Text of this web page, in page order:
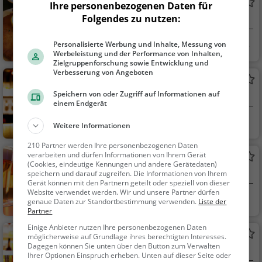
Altes Gasthaus Leve
Deutsches Restaurant in Münster
Münster
Restaurant, Deuts
ch, Mittagessen, Abe
ndessen, Europäisch
Metro
Bar in Münster
Münster
Gassi
Bar in Münster
Münster
Bar, Bier, Wein, Sn
Der Bunte Vogel
Kneipe in Münster
Ihre personenbezogenen Daten für
Folgendes zu nutzen:
Personalisierte Werbung und Inhalte, Messung von
Werbeleistung und der Performance von Inhalten,
Zielgruppenforschung sowie Entwicklung und
Verbesserung von Angeboten
Speichern von oder Zugriff auf Informationen auf
einem Endgerät
Weitere Informationen
210 Partner werden Ihre personenbezogenen Daten
verarbeiten und dürfen Informationen von Ihrem Gerät
(Cookies, eindeutige Kennungen und andere Gerätedaten)
speichern und darauf zugreifen. Die Informationen von Ihrem
Gerät können mit den Partnern geteilt oder speziell von dieser
Website verwendet werden. Wir und unsere Partner dürfen
genaue Daten zur Standortbestimmung verwenden. Liste der
Partner
Einige Anbieter nutzen Ihre personenbezogenen Daten
möglicherweise auf Grundlage ihres berechtigten Interesses.
Dagegen können Sie unten über den Button zum Verwalten
Ihrer Optionen Einspruch erheben. Unten auf dieser Seite oder